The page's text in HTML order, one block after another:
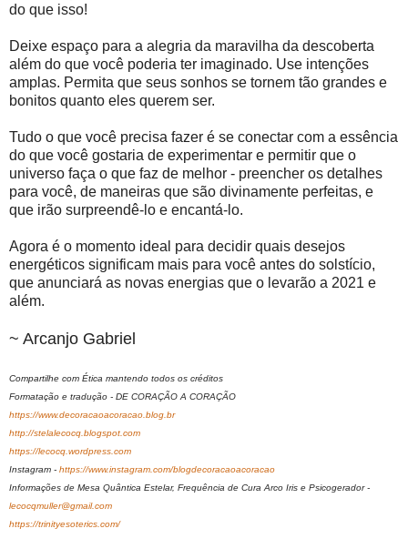
do que isso!
Deixe espaço para a alegria da maravilha da descoberta
além do que você poderia ter imaginado. Use intenções
amplas. Permita que seus sonhos se tornem tão grandes e
bonitos quanto eles querem ser.
Tudo o que você precisa fazer é se conectar com a essência
do que você gostaria de experimentar e permitir que o
universo faça o que faz de melhor - preencher os detalhes
para você, de maneiras que são divinamente perfeitas, e
que irão surpreendê-lo e encantá-lo.
Agora é o momento ideal para decidir quais desejos
energéticos significam mais para você antes do solstício,
que anunciará as novas energias que o levarão a 2021 e
além.
~ Arcanjo Gabriel
Compartilhe com Ética mantendo todos os créditos
Formatação e tradução - DE CORAÇÃO A CORAÇÃO
https://www.decoracaoacoracao.blog.br
http://stelalecocq.blogspot.com
https://lecocq.wordpress.com
Instagram - https://www.instagram.com/blogdecoracaoacoracao
Informações de Mesa Quântica Estelar, Frequência de Cura Arco Iris e Psicogerador -
lecocqmuller@gmail.com
https://trinityesoterics.com/